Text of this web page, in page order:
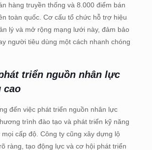
hàng truyền thống và 8.000 điểm bán
toàn quốc. Cơ cấu tổ chức hỗ trợ hiệu
lý và mở rộng mạng lưới này, đảm bảo
người tiêu dùng một cách nhanh chóng
triển nguồn nhân lực
cao
đến việc phát triển nguồn nhân lực
trình đào tạo và phát triển kỹ năng
cấp độ. Công ty cũng xây dựng lộ
ràng, tạo động lực và cơ hội phát triển